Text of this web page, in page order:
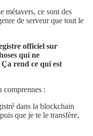
métavers, ce sont des
de serveur que tout le
officiel sur
qui ne
rend ce qui est
comprennes :
dans la blockchain
que je te le transfère,